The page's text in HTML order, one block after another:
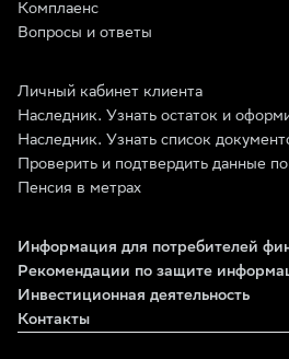
Комплаенс
Вопросы и ответы
Личный кабинет клиента
Наследник. Узнать остаток и
Наследник. Узнать список
Проверить и подтвердить данные
Пенсия в метрах
Информация для потребителей
Рекомендации по защите
Инвестиционная деятельность
Контакты